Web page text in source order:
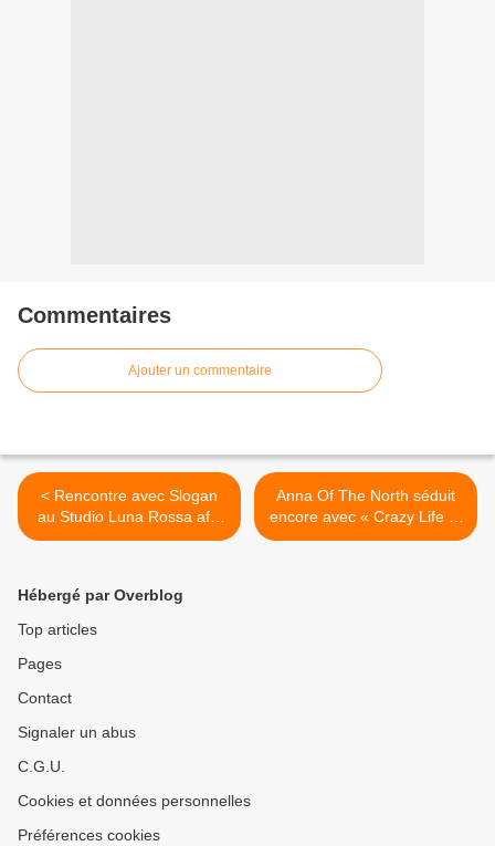
Commentaires
Ajouter un commentaire
< Rencontre avec Slogan
au Studio Luna Rossa afin
d’en apprendre plus sur
Anna Of The North séduit
encore avec « Crazy Life »!
>
Hébergé par Overblog
Top articles
Pages
Contact
Signaler un abus
C.G.U.
Cookies et données personnelles
Préférences cookies